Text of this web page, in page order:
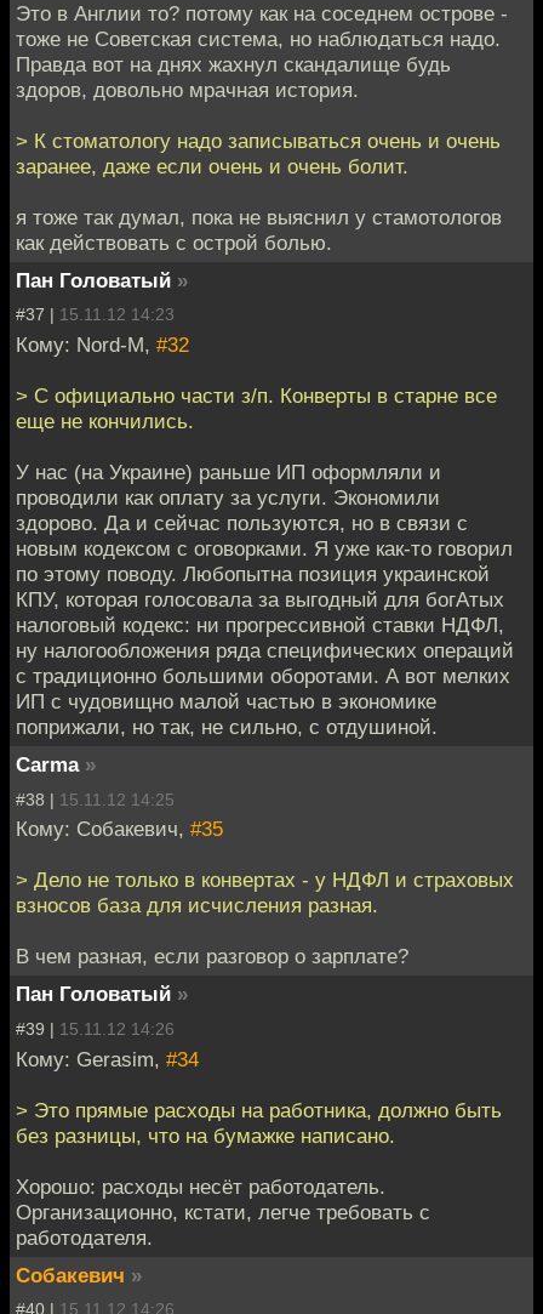
Это в Англии то? потому как на соседнем острове -
тоже не Советская система, но наблюдаться надо.
Правда вот на днях жахнул скандалище будь
здоров, довольно мрачная история.
> К стоматологу надо записываться очень и очень
заранее, даже если очень и очень болит.
я тоже так думал, пока не выяснил у стамотологов
как действовать с острой болью.
Пан Головатый »
#37 | 15.11.12 14:23
Кому: Nord-M, #32
> С официально части з/п. Конверты в старне все
еще не кончились.
У нас (на Украине) раньше ИП оформляли и
проводили как оплату за услуги. Экономили
здорово. Да и сейчас пользуются, но в связи с
новым кодексом с оговорками. Я уже как-то говорил
по этому поводу. Любопытна позиция украинской
КПУ, которая голосовала за выгодный для богАтых
налоговый кодекс: ни прогрессивной ставки НДФЛ,
ну налогообложения ряда специфических операций
с традиционно большими оборотами. А вот мелких
ИП с чудовищно малой частью в экономике
поприжали, но так, не сильно, с отдушиной.
Carma »
#38 | 15.11.12 14:25
Кому: Собакевич, #35
> Дело не только в конвертах - у НДФЛ и страховых
взносов база для исчисления разная.
В чем разная, если разговор о зарплате?
Пан Головатый »
#39 | 15.11.12 14:26
Кому: Gerasim, #34
> Это прямые расходы на работника, должно быть
без разницы, что на бумажке написано.
Хорошо: расходы несёт работодатель.
Организационно, кстати, легче требовать с
работодателя.
Собакевич »
#40 | 15.11.12 14:26